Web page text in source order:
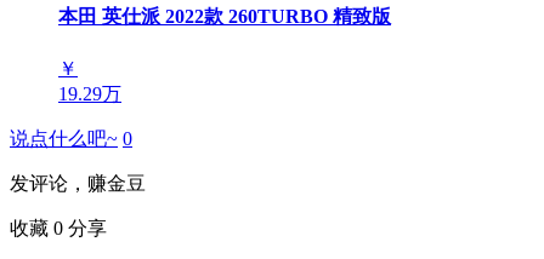
本田 英仕派 2022款 260TURBO 精致版
￥
19.29万
说点什么吧~ 0
发评论，赚金豆
收藏 0 分享